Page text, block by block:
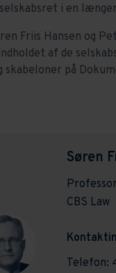
i en
Friis Hansen og
af de
skabeloner på
Søren
CBS Law
Telefon: